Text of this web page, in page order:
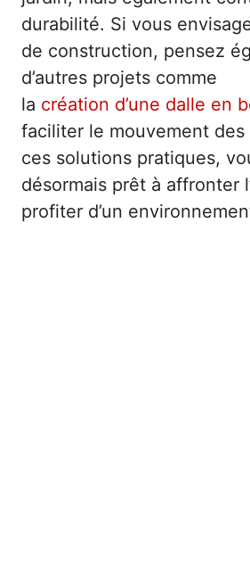
durabilité. Si vous
de construction, pensez
d’autres projets comme
la création d’une dalle en
faciliter le mouvement des
ces solutions pratiques,
désormais prêt à affronter
profiter d’un